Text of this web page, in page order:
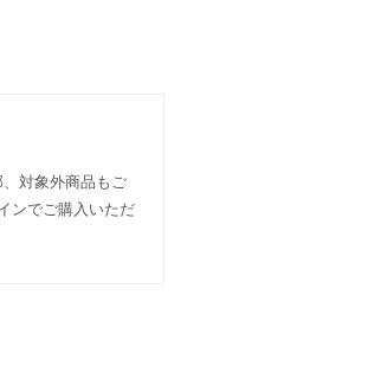
対象外商品もご
ンでご購入いただ